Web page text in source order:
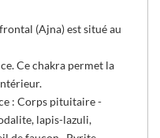
(Ajna) est situé au
Ce chakra permet la
: Corps pituitaire -
lapis-lazuli,